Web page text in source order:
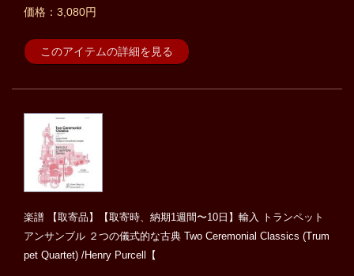
価格：3,080円
このアイテムの詳細を見る
楽譜 【取寄品】【取寄時、納期1週間〜10日】輸入 トランペット
アンサンブル ２つの儀式的な古典 Two Ceremonial Classics (Trum
pet Quartet) /Henry Purcell【